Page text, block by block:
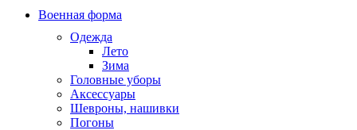
Военная форма
Одежда
Лето
Зима
Головные уборы
Аксессуары
Шевроны, нашивки
Погоны